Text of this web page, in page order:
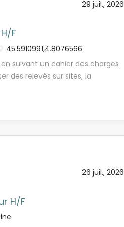
plans - Participer aux études
29 juil., 2026
F
45.5910991,4.8076566
suivant un cahier des charges
des relevés sur sites, la
et dimensionnement. -
du candidat recherché : -
(type GTE, GMP, CPI, etc.) en
et vous aimez le contact avec
26 juil., 2026
H/F